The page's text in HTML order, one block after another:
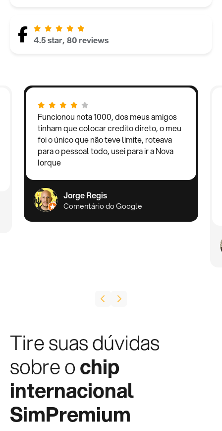
4.5 star, 80 reviews
Funcionou nota 1000, dos meus amigos
tinham que colocar credito direto, o meu
foi o único que não teve limite, roteava
para o pessoal todo, usei para ir a Nova
Iorque
Jorge Regis
Comentário do Google
Tire suas dúvidas
sobre ochip
internacional
SimPremium